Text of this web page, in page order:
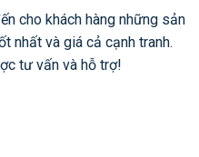
cho khách hàng những sản
nhất và giá cả cạnh tranh.
tư vấn và hỗ trợ!